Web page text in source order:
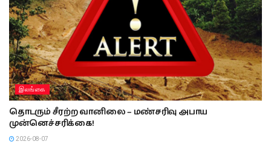
இலங்கை
தொடரும் சீரற்ற வானிலை – மண்சரிவு அபாய
முன்னெச்சரிக்கை!
2026-08-07